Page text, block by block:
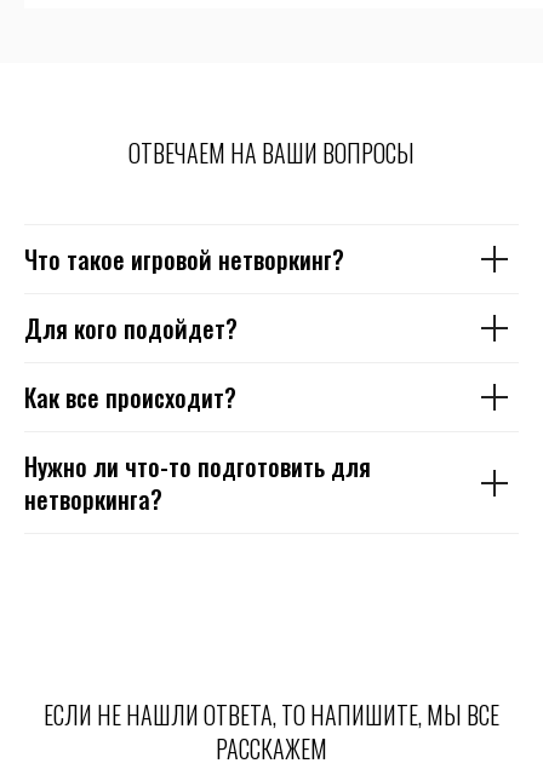
ОТВЕЧАЕМ НА ВАШИ ВОПРОСЫ
Что такое игровой нетворкинг?
Для кого подойдет?
Как все происходит?
Нужно ли что-то подготовить для
нетворкинга?
ЕСЛИ НЕ НАШЛИ ОТВЕТА, ТО НАПИШИТЕ, МЫ ВСЕ
РАССКАЖЕМ